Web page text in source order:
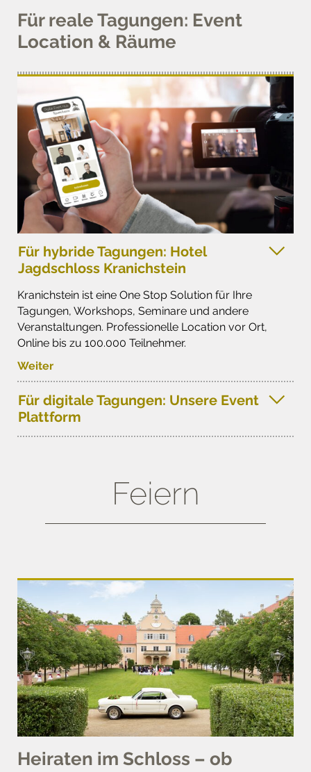
Für reale Tagungen: Event
Location & Räume
Für hybride Tagungen: Hotel
Jagdschloss Kranichstein
Kranichstein ist eine One Stop Solution für Ihre
Tagungen, Workshops, Seminare und andere
Veranstaltungen. Professionelle Location vor Ort,
Online bis zu 100.000 Teilnehmer.
Weiter
Für digitale Tagungen: Unsere Event
Plattform
Feiern
Heiraten im Schloss – ob